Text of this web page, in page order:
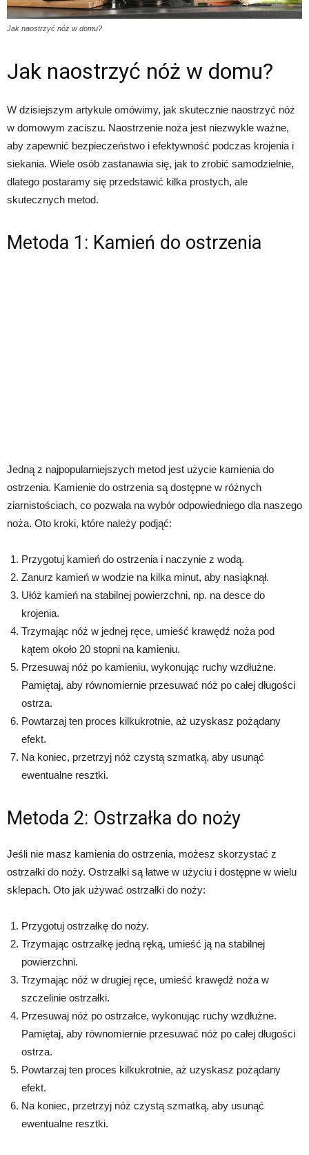
Jak naostrzyć nóż w domu?
Jak naostrzyć nóż w domu?
W dzisiejszym artykule omówimy, jak skutecznie naostrzyć nóż
w domowym zaciszu. Naostrzenie noża jest niezwykle ważne,
aby zapewnić bezpieczeństwo i efektywność podczas krojenia i
siekania. Wiele osób zastanawia się, jak to zrobić samodzielnie,
dlatego postaramy się przedstawić kilka prostych, ale
skutecznych metod.
Metoda 1: Kamień do ostrzenia
Jedną z najpopularniejszych metod jest użycie kamienia do
ostrzenia. Kamienie do ostrzenia są dostępne w różnych
ziarnistościach, co pozwala na wybór odpowiedniego dla naszego
noża. Oto kroki, które należy podjąć:
Przygotuj kamień do ostrzenia i naczynie z wodą.
Zanurz kamień w wodzie na kilka minut, aby nasiąknął.
Ułóż kamień na stabilnej powierzchni, np. na desce do
krojenia.
Trzymając nóż w jednej ręce, umieść krawędź noża pod
kątem około 20 stopni na kamieniu.
Przesuwaj nóż po kamieniu, wykonując ruchy wzdłużne.
Pamiętaj, aby równomiernie przesuwać nóż po całej długości
ostrza.
Powtarzaj ten proces kilkukrotnie, aż uzyskasz pożądany
efekt.
Na koniec, przetrzyj nóż czystą szmatką, aby usunąć
ewentualne resztki.
Metoda 2: Ostrzałka do noży
Jeśli nie masz kamienia do ostrzenia, możesz skorzystać z
ostrzałki do noży. Ostrzałki są łatwe w użyciu i dostępne w wielu
sklepach. Oto jak używać ostrzałki do noży:
Przygotuj ostrzałkę do noży.
Trzymając ostrzałkę jedną ręką, umieść ją na stabilnej
powierzchni.
Trzymając nóż w drugiej ręce, umieść krawędź noża w
szczelinie ostrzałki.
Przesuwaj nóż po ostrzałce, wykonując ruchy wzdłużne.
Pamiętaj, aby równomiernie przesuwać nóż po całej długości
ostrza.
Powtarzaj ten proces kilkukrotnie, aż uzyskasz pożądany
efekt.
Na koniec, przetrzyj nóż czystą szmatką, aby usunąć
ewentualne resztki.